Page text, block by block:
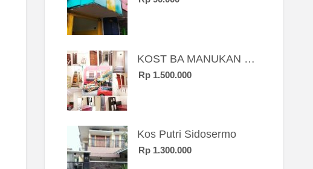
KOST BA MANUKAN SBY BRT
Rp 1.500.000
Kos Putri Sidosermo
Rp 1.300.000